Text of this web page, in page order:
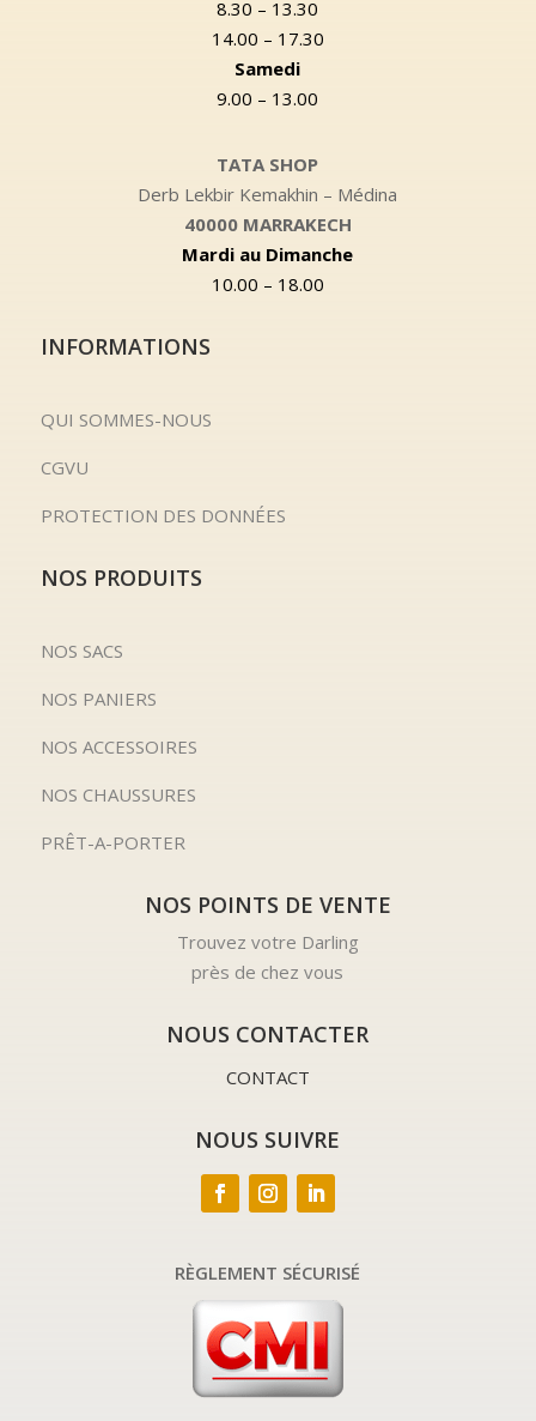
8.30 – 13.30
14.00 – 17.30
Samedi
9.00 – 13.00
TATA SHOP
Derb Lekbir Kemakhin – Médina
40000 MARRAKECH
Mardi au Dimanche
10.00 – 18.00
INFORMATIONS
QUI SOMMES-NOUS
CGVU
PROTECTION DES DONNÉES
NOS PRODUITS
NOS SACS
NOS PANIERS
NOS ACCESSOIRES
NOS CHAUSSURES
PRÊT-A-PORTER
NOS POINTS DE VENTE
Trouvez votre Darling
près de chez vous
NOUS CONTACTER
CONTACT
NOUS SUIVRE
RÈGLEMENT SÉCURISÉ